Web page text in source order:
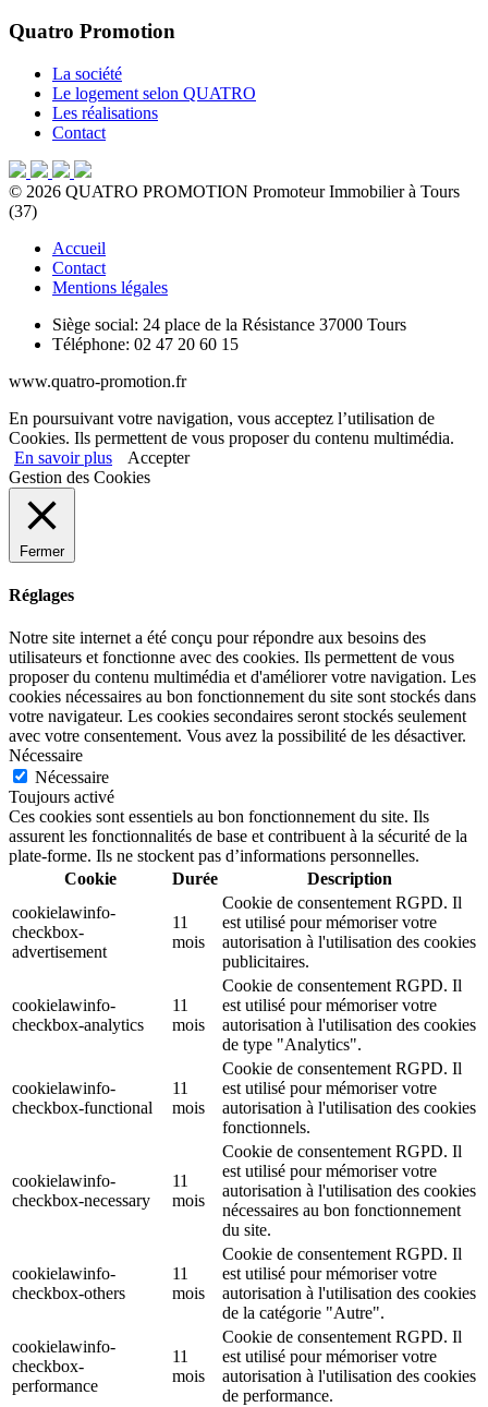
Quatro Promotion
La société
Le logement selon QUATRO
Les réalisations
Contact
© 2026 QUATRO PROMOTION Promoteur Immobilier à Tours
(37)
Accueil
Contact
Mentions légales
Siège social: 24 place de la Résistance 37000 Tours
Téléphone: 02 47 20 60 15
www.quatro-promotion.fr
En poursuivant votre navigation, vous acceptez l’utilisation de
Cookies. Ils permettent de vous proposer du contenu multimédia.
En savoir plus
Accepter
Gestion des Cookies
Fermer
Réglages
Notre site internet a été conçu pour répondre aux besoins des
utilisateurs et fonctionne avec des cookies. Ils permettent de vous
proposer du contenu multimédia et d'améliorer votre navigation. Les
cookies nécessaires au bon fonctionnement du site sont stockés dans
votre navigateur. Les cookies secondaires seront stockés seulement
avec votre consentement. Vous avez la possibilité de les désactiver.
Nécessaire
Nécessaire
Toujours activé
Ces cookies sont essentiels au bon fonctionnement du site. Ils
assurent les fonctionnalités de base et contribuent à la sécurité de la
plate-forme. Ils ne stockent pas d’informations personnelles.
Cookie
Durée
Description
cookielawinfo-
checkbox-
advertisement
11
mois
Cookie de consentement RGPD. Il
est utilisé pour mémoriser votre
autorisation à l'utilisation des cookies
publicitaires.
cookielawinfo-
checkbox-analytics
11
mois
Cookie de consentement RGPD. Il
est utilisé pour mémoriser votre
autorisation à l'utilisation des cookies
de type "Analytics".
cookielawinfo-
checkbox-functional
11
mois
Cookie de consentement RGPD. Il
est utilisé pour mémoriser votre
autorisation à l'utilisation des cookies
fonctionnels.
cookielawinfo-
checkbox-necessary
11
mois
Cookie de consentement RGPD. Il
est utilisé pour mémoriser votre
autorisation à l'utilisation des cookies
nécessaires au bon fonctionnement
du site.
cookielawinfo-
checkbox-others
11
mois
Cookie de consentement RGPD. Il
est utilisé pour mémoriser votre
autorisation à l'utilisation des cookies
de la catégorie "Autre".
cookielawinfo-
checkbox-
performance
11
mois
Cookie de consentement RGPD. Il
est utilisé pour mémoriser votre
autorisation à l'utilisation des cookies
de performance.